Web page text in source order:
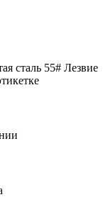
сталь 55# Лезвие